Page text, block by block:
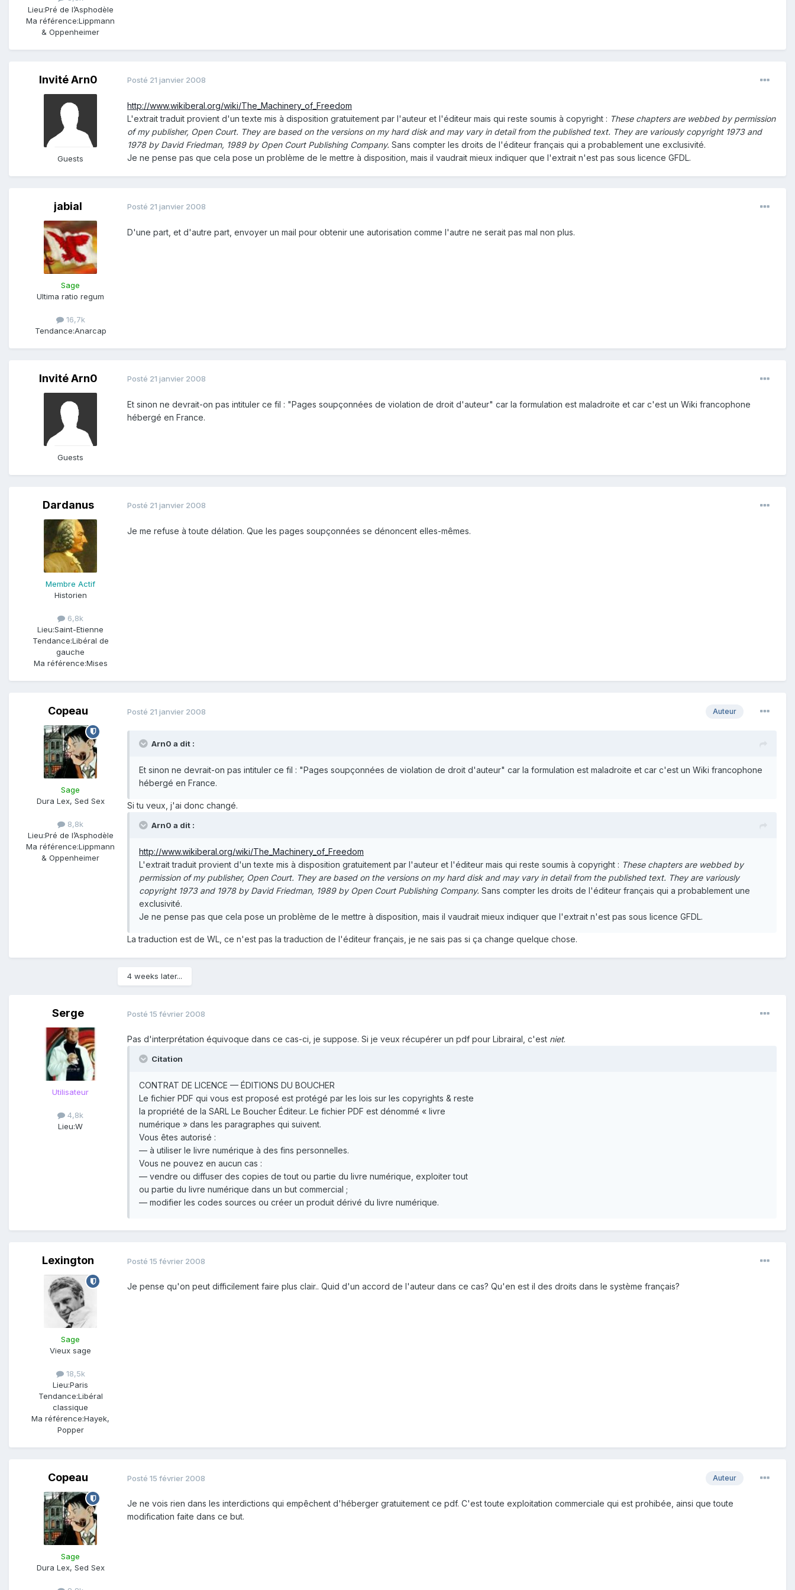
Lieu:Pré de l’Asphodèle
Ma référence:Lippmann
& Oppenheimer
Invité Arn0
Guests
Posté 21 janvier 2008
http://www.wikiberal.org/wiki/The_Machinery_of_Freedom
L'extrait traduit provient d'un texte mis à disposition gratuitement par l'auteur et l'éditeur mais qui reste soumis à copyright : These chapters are webbed by permission
of my publisher, Open Court. They are based on the versions on my hard disk and may vary in detail from the published text. They are variously copyright 1973 and
1978 by David Friedman, 1989 by Open Court Publishing Company. Sans compter les droits de l'éditeur français qui a probablement une exclusivité.
Je ne pense pas que cela pose un problème de le mettre à disposition, mais il vaudrait mieux indiquer que l'extrait n'est pas sous licence GFDL.
jabial
Sage
Ultima ratio regum
16,7k
Tendance:Anarcap
Posté 21 janvier 2008
D'une part, et d'autre part, envoyer un mail pour obtenir une autorisation comme l'autre ne serait pas mal non plus.
Invité Arn0
Guests
Posté 21 janvier 2008
Et sinon ne devrait-on pas intituler ce fil : "Pages soupçonnées de violation de droit d'auteur" car la formulation est maladroite et car c'est un Wiki francophone
hébergé en France.
Dardanus
Membre Actif
Historien
6,8k
Lieu:Saint-Etienne
Tendance:Libéral de
gauche
Ma référence:Mises
Posté 21 janvier 2008
Je me refuse à toute délation. Que les pages soupçonnées se dénoncent elles-mêmes.
Copeau
Sage
Dura Lex, Sed Sex
8,8k
Lieu:Pré de l’Asphodèle
Ma référence:Lippmann
& Oppenheimer
Auteur
Posté 21 janvier 2008
Arn0 a dit :
Et sinon ne devrait-on pas intituler ce fil : "Pages soupçonnées de violation de droit d'auteur" car la formulation est maladroite et car c'est un Wiki francophone
hébergé en France.
Si tu veux, j'ai donc changé.
Arn0 a dit :
http://www.wikiberal.org/wiki/The_Machinery_of_Freedom
L'extrait traduit provient d'un texte mis à disposition gratuitement par l'auteur et l'éditeur mais qui reste soumis à copyright : These chapters are webbed by
permission of my publisher, Open Court. They are based on the versions on my hard disk and may vary in detail from the published text. They are variously
copyright 1973 and 1978 by David Friedman, 1989 by Open Court Publishing Company. Sans compter les droits de l'éditeur français qui a probablement une
exclusivité.
Je ne pense pas que cela pose un problème de le mettre à disposition, mais il vaudrait mieux indiquer que l'extrait n'est pas sous licence GFDL.
La traduction est de WL, ce n'est pas la traduction de l'éditeur français, je ne sais pas si ça change quelque chose.
4 weeks later...
Serge
Utilisateur
4,8k
Lieu:W
Posté 15 février 2008
Pas d'interprétation équivoque dans ce cas-ci, je suppose. Si je veux récupérer un pdf pour Librairal, c'est niet.
Citation
CONTRAT DE LICENCE — ÉDITIONS DU BOUCHER
Le fichier PDF qui vous est proposé est protégé par les lois sur les copyrights & reste
la propriété de la SARL Le Boucher Éditeur. Le fichier PDF est dénommé « livre
numérique » dans les paragraphes qui suivent.
Vous êtes autorisé :
— à utiliser le livre numérique à des fins personnelles.
Vous ne pouvez en aucun cas :
— vendre ou diffuser des copies de tout ou partie du livre numérique, exploiter tout
ou partie du livre numérique dans un but commercial ;
— modifier les codes sources ou créer un produit dérivé du livre numérique.
Lexington
Sage
Vieux sage
18,5k
Lieu:Paris
Tendance:Libéral
classique
Ma référence:Hayek,
Popper
Posté 15 février 2008
Je pense qu'on peut difficilement faire plus clair.. Quid d'un accord de l'auteur dans ce cas? Qu'en est il des droits dans le système français?
Copeau
Sage
Dura Lex, Sed Sex
Auteur
Posté 15 février 2008
Je ne vois rien dans les interdictions qui empêchent d'héberger gratuitement ce pdf. C'est toute exploitation commerciale qui est prohibée, ainsi que toute
modification faite dans ce but.